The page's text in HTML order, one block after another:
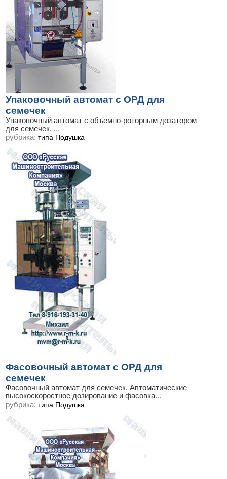
Упаковочный автомат с ОРД для
семечек
Упаковочный автомат с объемно-роторным дозатором
для семечек. ...
рубрика: типа Подушка
Фасовочный автомат с ОРД для
семечек
Фасовочный автомат для семечек. Автоматические
высокоскоростное дозирование и фасовка...
рубрика: типа Подушка